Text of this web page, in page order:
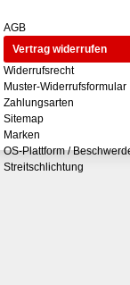
AGB
Vertrag widerrufen
Widerrufsrecht
Muster-Widerrufsformular
Zahlungsarten
Sitemap
Marken
OS-Plattform /
Streitschlichtung